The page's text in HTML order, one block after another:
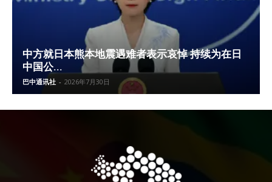
中方就日本熊本地震遇难者表示哀悼 持续为在日
中国公...
巴中通讯社 - 2026年7月30日